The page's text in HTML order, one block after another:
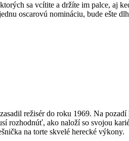
sa vcítite a držíte im palce, aj
oscarovú nomináciu, bude ešte
režisér do roku 1969. Na
rozhodnúť, ako naloží so svojou
na torte skvelé herecké výkony.